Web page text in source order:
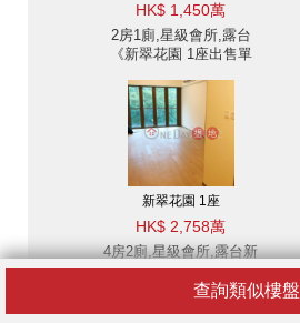
查詢類似樓盤
HK$ 1,450萬
2房1廁,星級會所,露台
《新翠花園 1座出售單
新翠花園 1座
HK$ 2,758萬
4房2廁,星級會所,露台新
翠花園 1座出售單位